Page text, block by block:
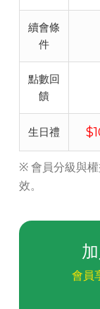
續會條
件
點數回
饋
生日禮
※ 會員分級與
效。
會員